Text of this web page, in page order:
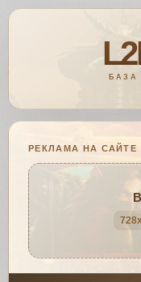
РЕКЛАМА НА САЙТЕ